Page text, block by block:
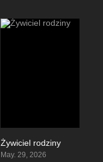
Żywiciel rodziny
May. 29, 2026